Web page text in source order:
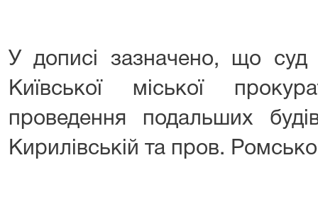
У дописі зазначено, що суд
Київської міської
проведення подальших
Кирилівській та пров.